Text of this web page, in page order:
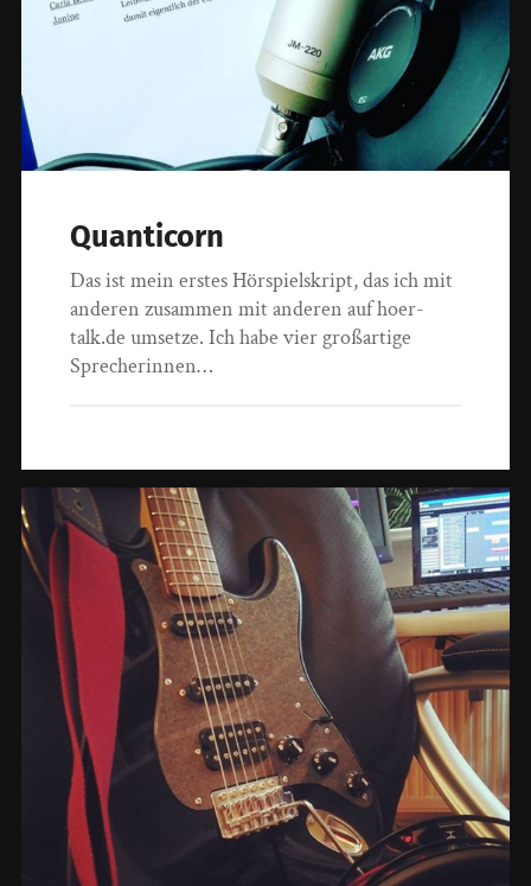
Quanticorn
Das ist mein erstes Hörspielskript, das ich mit
anderen zusammen mit anderen auf hoer-
talk.de umsetze. Ich habe vier großartige
Sprecherinnen…